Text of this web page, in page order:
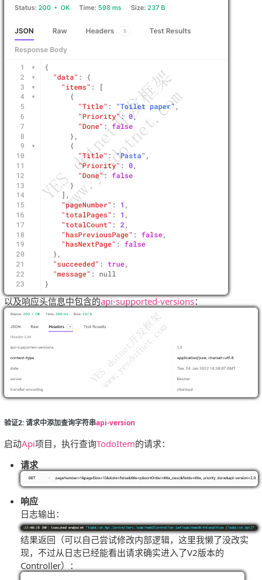
以及响应头信息中包含的api-supported-versions：
验证2: 请求中添加查询字符串api-version
启动Api项目，执行查询TodoItem的请求：
请求
响应
日志输出：
结果返回（可以自己尝试修改内部逻辑，这里我懒了没改实
现，不过从日志已经能看出请求确实进入了V2版本的
Controller）：